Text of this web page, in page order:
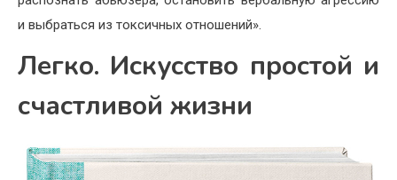
и выбраться из токсичных отношений».
Легко. Искусство простой и
счастливой жизни